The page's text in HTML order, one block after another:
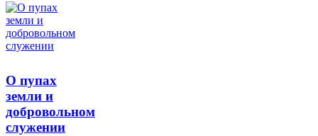
О пупах
земли и
добровольном
служении